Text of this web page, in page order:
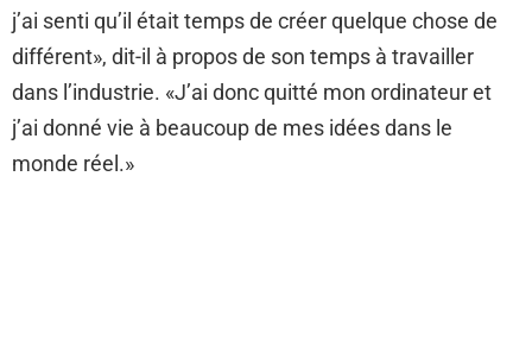
j’ai senti qu’il était temps de créer quelque chose de
différent», dit-il à propos de son temps à travailler
dans l’industrie. «J’ai donc quitté mon ordinateur et
j’ai donné vie à beaucoup de mes idées dans le
monde réel.»